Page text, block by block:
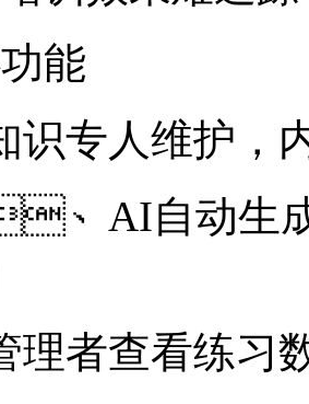
能
知识专人维护
AI自动生成
管理者查看练